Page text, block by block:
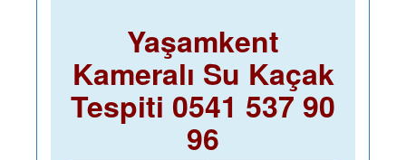
Yaşamkent
Kameralı Su Kaçak
Tespiti 0541 537 90
96